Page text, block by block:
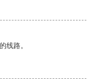
线路。